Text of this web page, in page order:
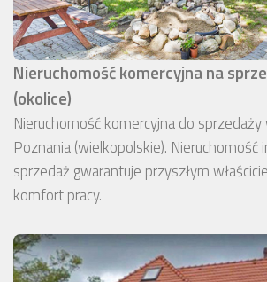
Nieruchomość komercyjna na
(okolice)
Nieruchomość komercyjna do sprzedaży
Poznania (wielkopolskie). Nieruchomość
sprzedaż gwarantuje przyszłym
komfort pracy.